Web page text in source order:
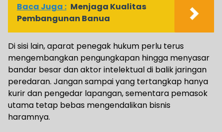
Baca Juga : Menjaga Kualitas
Pembangunan Banua
Di sisi lain, aparat penegak hukum perlu terus
mengembangkan pengungkapan hingga menyasar
bandar besar dan aktor intelektual di balik jaringan
peredaran. Jangan sampai yang tertangkap hanya
kurir dan pengedar lapangan, sementara pemasok
utama tetap bebas mengendalikan bisnis
haramnya.